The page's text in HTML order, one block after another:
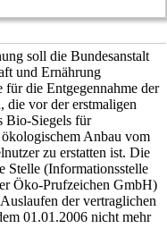
soll die Bundesanstalt
und Ernährung
für die Entgegennahme der
die vor der erstmaligen
Bio-Siegels für
ökologischem Anbau vom
zu erstatten ist. Die
Stelle (Informationsstelle
Öko-Prufzeichen GmbH)
der vertraglichen
01.01.2006 nicht mehr